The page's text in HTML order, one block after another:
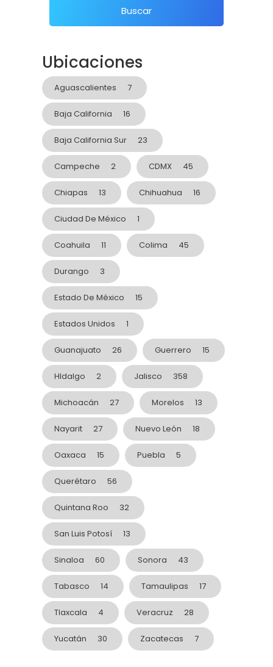
Buscar
Ubicaciones
Aguascalientes 7
Baja California 16
Baja California Sur 23
Campeche 2 CDMX 45
Chiapas 13 Chihuahua 16
Ciudad De México 1
Coahuila 11 Colima 45
Durango 3
Estado De México 15
Estados Unidos 1
Guanajuato 26 Guerrero 15
HIdalgo 2 Jalisco 358
Michoacán 27 Morelos 13
Nayarit 27 Nuevo León 18
Oaxaca 15 Puebla 5
Querétaro 56
Quintana Roo 32
San Luis Potosí 13
Sinaloa 60 Sonora 43
Tabasco 14 Tamaulipas 17
Tlaxcala 4 Veracruz 28
Yucatán 30 Zacatecas 7